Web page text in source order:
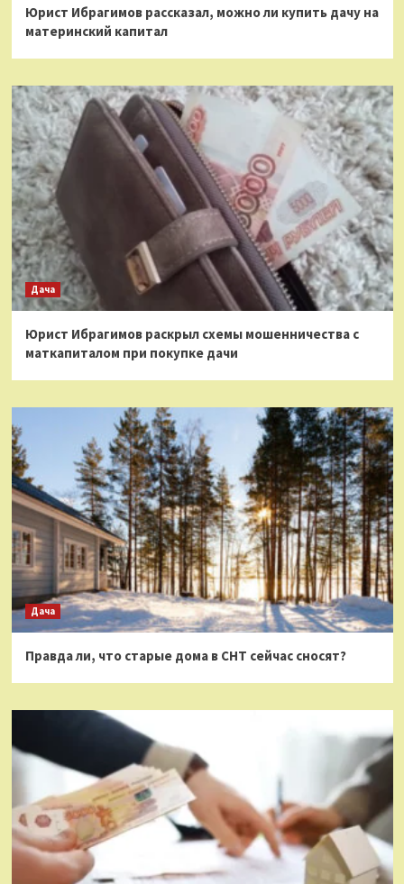
Юрист Ибрагимов рассказал, можно ли купить дачу на
материнский капитал
Дача
Юрист Ибрагимов раскрыл схемы мошенничества с
маткапиталом при покупке дачи
Дача
Правда ли, что старые дома в СНТ сейчас сносят?